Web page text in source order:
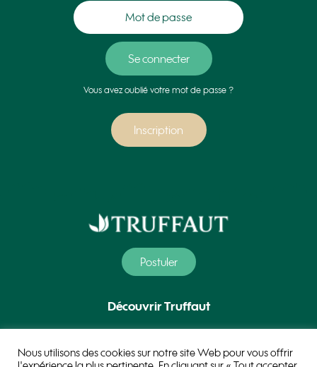
Vous avez oublié votre mot de passe ?
Inscription
Postuler
Découvrir Truffaut
Nous utilisons des cookies sur notre site Web pour vous offrir